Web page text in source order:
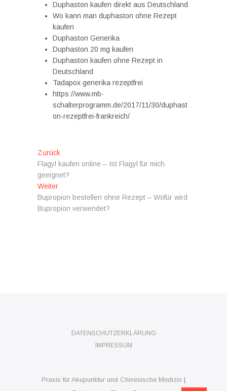
Duphaston kaufen direkt aus Deutschland
Wo kann man duphaston ohne Rezept
kaufen
Duphaston Generika
Duphaston 20 mg kaufen
Duphaston kaufen ohne Rezept in
Deutschland
Tadapox generika rezeptfrei
https://www.mb-
schalterprogramm.de/2017/11/30/duphast
on-rezeptfrei-frankreich/
Beitragsnavigation
ZurückVorheriger
Beitrag:
Flagyl kaufen online – Ist Flagyl für mich
geeignet?
WeiterNächster
Beitrag:
Bupropion bestellen ohne Rezept – Wofür wird
Bupropion verwendet?
DATENSCHUTZERKLÄRUNG
IMPRESSUM
Praxis für Akupunktur und Chinesische Medizin |